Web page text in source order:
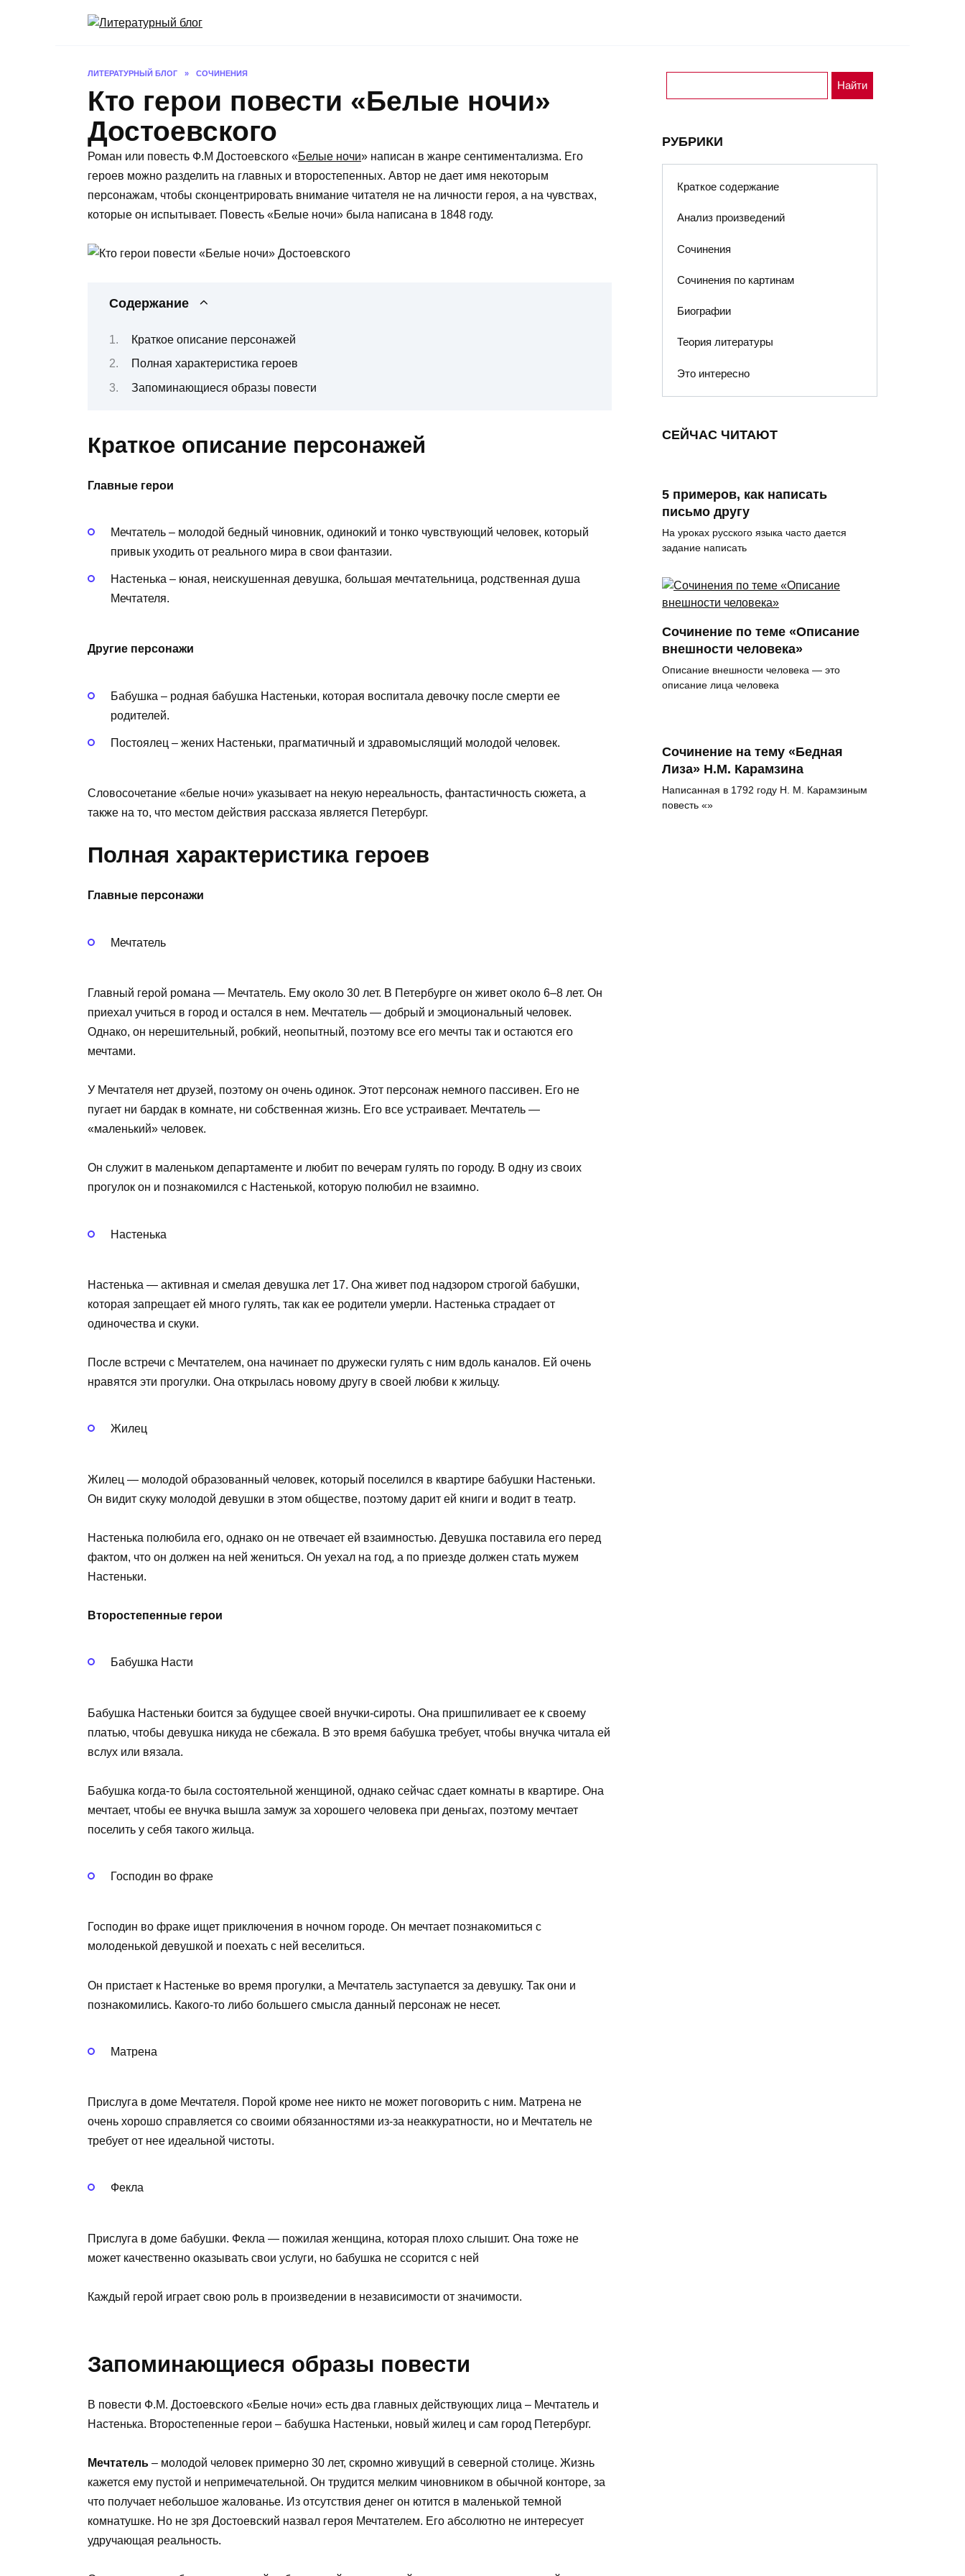
ЛИТЕРАТУРНЫЙ БЛОГ » СОЧИНЕНИЯ
Кто герои повести «Белые ночи»
Достоевского
Роман или повесть Ф.М Достоевского «Белые ночи» написан в жанре сентиментализма. Его
героев можно разделить на главных и второстепенных. Автор не дает имя некоторым
персонажам, чтобы сконцентрировать внимание читателя не на личности героя, а на чувствах,
которые он испытывает. Повесть «Белые ночи» была написана в 1848 году.
Содержание
Краткое описание персонажей
Полная характеристика героев
Запоминающиеся образы повести
Краткое описание персонажей
Главные герои
Мечтатель – молодой бедный чиновник, одинокий и тонко чувствующий человек, который
привык уходить от реального мира в свои фантазии.
Настенька – юная, неискушенная девушка, большая мечтательница, родственная душа
Мечтателя.
Другие персонажи
Бабушка – родная бабушка Настеньки, которая воспитала девочку после смерти ее
родителей.
Постоялец – жених Настеньки, прагматичный и здравомыслящий молодой человек.
Словосочетание «белые ночи» указывает на некую нереальность, фантастичность сюжета, а
также на то, что местом действия рассказа является Петербург.
Полная характеристика героев
Главные персонажи
Мечтатель
Главный герой романа — Мечтатель. Ему около 30 лет. В Петербурге он живет около 6–8 лет. Он
приехал учиться в город и остался в нем. Мечтатель — добрый и эмоциональный человек.
Однако, он нерешительный, робкий, неопытный, поэтому все его мечты так и остаются его
мечтами.
У Мечтателя нет друзей, поэтому он очень одинок. Этот персонаж немного пассивен. Его не
пугает ни бардак в комнате, ни собственная жизнь. Его все устраивает. Мечтатель —
«маленький» человек.
Он служит в маленьком департаменте и любит по вечерам гулять по городу. В одну из своих
прогулок он и познакомился с Настенькой, которую полюбил не взаимно.
Настенька
Настенька — активная и смелая девушка лет 17. Она живет под надзором строгой бабушки,
которая запрещает ей много гулять, так как ее родители умерли. Настенька страдает от
одиночества и скуки.
После встречи с Мечтателем, она начинает по дружески гулять с ним вдоль каналов. Ей очень
нравятся эти прогулки. Она открылась новому другу в своей любви к жильцу.
Жилец
Жилец — молодой образованный человек, который поселился в квартире бабушки Настеньки.
Он видит скуку молодой девушки в этом обществе, поэтому дарит ей книги и водит в театр.
Настенька полюбила его, однако он не отвечает ей взаимностью. Девушка поставила его перед
фактом, что он должен на ней жениться. Он уехал на год, а по приезде должен стать мужем
Настеньки.
Второстепенные герои
Бабушка Насти
Бабушка Настеньки боится за будущее своей внучки-сироты. Она пришпиливает ее к своему
платью, чтобы девушка никуда не сбежала. В это время бабушка требует, чтобы внучка читала ей
вслух или вязала.
Бабушка когда-то была состоятельной женщиной, однако сейчас сдает комнаты в квартире. Она
мечтает, чтобы ее внучка вышла замуж за хорошего человека при деньгах, поэтому мечтает
поселить у себя такого жильца.
Господин во фраке
Господин во фраке ищет приключения в ночном городе. Он мечтает познакомиться с
молоденькой девушкой и поехать с ней веселиться.
Он пристает к Настеньке во время прогулки, а Мечтатель заступается за девушку. Так они и
познакомились. Какого-то либо большего смысла данный персонаж не несет.
Матрена
Прислуга в доме Мечтателя. Порой кроме нее никто не может поговорить с ним. Матрена не
очень хорошо справляется со своими обязанностями из-за неаккуратности, но и Мечтатель не
требует от нее идеальной чистоты.
Фекла
Прислуга в доме бабушки. Фекла — пожилая женщина, которая плохо слышит. Она тоже не
может качественно оказывать свои услуги, но бабушка не ссорится с ней
Каждый герой играет свою роль в произведении в независимости от значимости.
Запоминающиеся образы повести
В повести Ф.М. Достоевского «Белые ночи» есть два главных действующих лица – Мечтатель и
Настенька. Второстепенные герои – бабушка Настеньки, новый жилец и сам город Петербург.
Мечтатель – молодой человек примерно 30 лет, скромно живущий в северной столице. Жизнь
кажется ему пустой и непримечательной. Он трудится мелким чиновником в обычной конторе, за
что получает небольшое жалованье. Из отсутствия денег он ютится в маленькой темной
комнатушке. Но не зря Достоевский назвал героя Мечтателем. Его абсолютно не интересует
удручающая реальность.
РУБРИКИ
Краткое содержание
Анализ произведений
Сочинения
Сочинения по картинам
Биографии
Теория литературы
Это интересно
СЕЙЧАС ЧИТАЮТ
5 примеров, как написать
письмо другу
На уроках русского языка часто дается
задание написать
Сочинение по теме «Описание
внешности человека»
Описание внешности человека — это
описание лица человека
Сочинение на тему «Бедная
Лиза» Н.М. Карамзина
Написанная в 1792 году Н. М. Карамзиным
повесть «»